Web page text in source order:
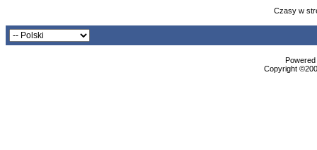
Czasy w
Copyright